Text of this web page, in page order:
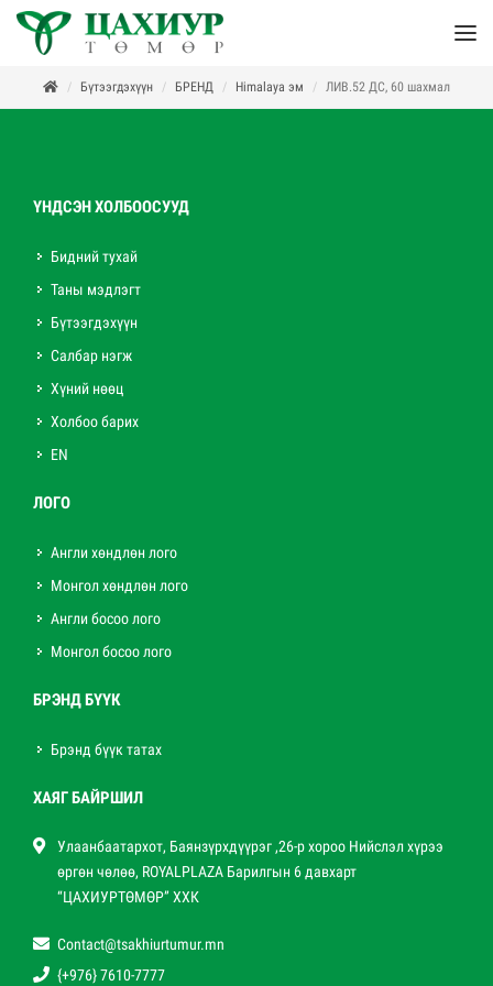
Бүтээгдэхүүн БРЕНД Himalaya эм ЛИВ.52 ДС, 60 шахмал
ҮНДСЭН ХОЛБООСУУД
Бидний тухай
Таны мэдлэгт
Бүтээгдэхүүн
Салбар нэгж
Хүний нөөц
Холбоо барих
EN
ЛОГО
Англи хөндлөн лого
Монгол хөндлөн лого
Англи босоо лого
Монгол босоо лого
БРЭНД БҮҮК
Брэнд бүүк татах
ХАЯГ БАЙРШИЛ
Улаанбаатархот, Баянзүрхдүүрэг ,26-р хороо Нийслэл хүрээ
өргөн чөлөө, ROYALPLAZA Барилгын 6 давхарт
“ЦАХИУРТӨМӨР” ХХК
Contact@tsakhiurtumur.mn
{+976} 7610-7777